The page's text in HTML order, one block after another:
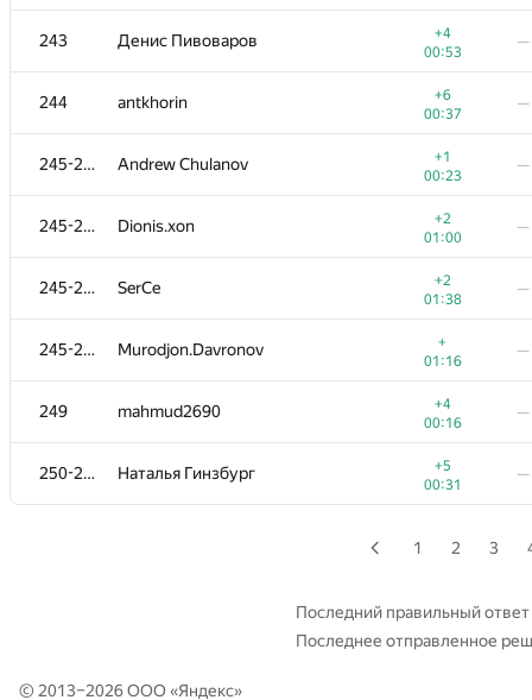
243 Денис Пивоваров
+4
00:53
—
244 antkhorin
+6
00:37
—
245-248 Andrew Chulanov
+1
00:23
—
245-248 Dionis.xon
+2
01:00
—
245-248 SerCe
+2
01:38
—
245-248 Murodjon.Davronov
+
01:16
—
249 mahmud2690
+4
00:16
—
250-253 Наталья Гинзбург
+5
00:31
—
Дима Чернякин
+3
00:22
chinmay.sd
+1
01:28
228 lovrop
+4
00:29
229 balsak97
+3
01:03
230 Сергей Харитонцев
+5
00:15
Павел Кулагин
00:36
WslF
+4
01:01
233 toshkaakafable
+5
00:35
+1
—
1 2 3
Последний правильный ответ
Последнее отправленное
© 2013–2026 ООО «Яндекс»